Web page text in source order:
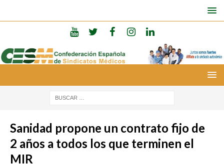
Sanidad propone un contrato fijo de
2 años a todos los que terminen el
MIR